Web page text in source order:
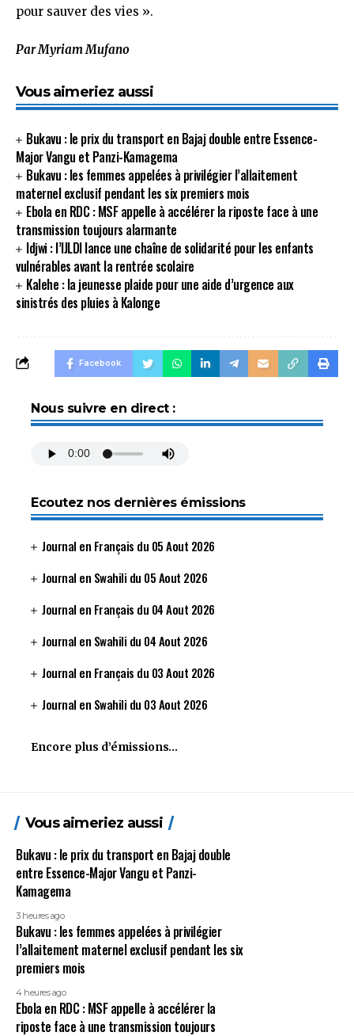
pour sauver des vies ».
Par Myriam Mufano
Vous aimeriez aussi
Bukavu : le prix du transport en Bajaj double entre Essence-
Major Vangu et Panzi-Kamagema
Bukavu : les femmes appelées à privilégier l’allaitement
maternel exclusif pendant les six premiers mois
Ebola en RDC : MSF appelle à accélérer la riposte face à une
transmission toujours alarmante
Idjwi : l’IJLDI lance une chaîne de solidarité pour les enfants
vulnérables avant la rentrée scolaire
Kalehe : la jeunesse plaide pour une aide d’urgence aux
sinistrés des pluies à Kalonge
Facebook
Nous suivre en direct :
Ecoutez nos dernières émissions
Journal en Français du 05 Aout 2026
Journal en Swahili du 05 Aout 2026
Journal en Français du 04 Aout 2026
Journal en Swahili du 04 Aout 2026
Journal en Français du 03 Aout 2026
Journal en Swahili du 03 Aout 2026
Encore plus d’émissions…
Vous aimeriez aussi
Bukavu : le prix du transport en Bajaj double
entre Essence-Major Vangu et Panzi-
Kamagema
3 heures ago
Bukavu : les femmes appelées à privilégier
l’allaitement maternel exclusif pendant les six
premiers mois
4 heures ago
Ebola en RDC : MSF appelle à accélérer la
riposte face à une transmission toujours